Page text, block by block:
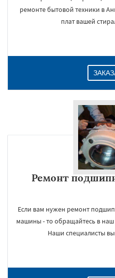
ремонте бытовой техники в
плат вашей
Ремонт
Если вам нужен ремонт
машины - то обращайтесь в
Наши специалисты